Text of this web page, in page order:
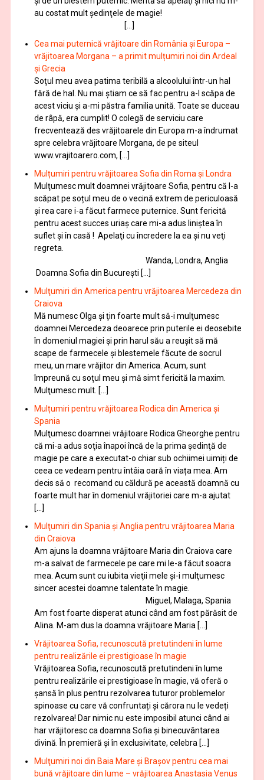
au costat mult şedinţele de magie!
[…]
Cea mai puternică vrăjitoare din România și Europa –
vrăjitoarea Morgana – a primit mulțumiri noi din Ardeal
și Grecia
Soţul meu avea patima teribilă a alcoolului într-un hal
fără de hal. Nu mai ştiam ce să fac pentru a-l scăpa de
acest viciu şi a-mi păstra familia unită. Toate se duceau
de râpă, era cumplit! O colegă de serviciu care
frecventează des vrăjitoarele din Europa m-a îndrumat
spre celebra vrăjitoare Morgana, de pe siteul
www.vrajitoarero.com, […]
Mulțumiri pentru vrăjitoarea Sofia din Roma și Londra
Mulţumesc mult doamnei vrăjitoare Sofia, pentru că l-a
scăpat pe soțul meu de o vecină extrem de periculoasă
și rea care i-a făcut farmece puternice. Sunt fericită
pentru acest succes uriaș care mi-a adus liniștea în
suflet și în casă ! Apelaţi cu încredere la ea şi nu veţi
regreta.
Wanda, Londra, Anglia
Doamna Sofia din București […]
Mulţumiri din America pentru vrăjitoarea Mercedeza din
Craiova
Mă numesc Olga şi ţin foarte mult să-i mulţumesc
doamnei Mercedeza deoarece prin puterile ei deosebite
în domeniul magiei şi prin harul său a reuşit să mă
scape de farmecele şi blestemele făcute de socrul
meu, un mare vrăjitor din America. Acum, sunt
împreună cu soţul meu şi mă simt fericită la maxim.
Mulţumesc mult. […]
Mulțumiri pentru vrăjitoarea Rodica din America și
Spania
Mulţumesc doamnei vrăjitoare Rodica Gheorghe pentru
că mi-a adus soţia înapoi încă de la prima şedinţă de
magie pe care a executat-o chiar sub ochiimei uimiți de
ceea ce vedeam pentru întâia oară în viața mea. Am
decis să o recomand cu căldură pe această doamnă cu
foarte mult har în domeniul vrăjitoriei care m-a ajutat
[…]
Mulţumiri din Spania şi Anglia pentru vrăjitoarea Maria
din Craiova
Am ajuns la doamna vrăjitoare Maria din Craiova care
m-a salvat de farmecele pe care mi le-a făcut soacra
mea. Acum sunt cu iubita vieţii mele şi-i mulţumesc
sincer acestei doamne talentate în magie.
Miguel, Malaga, Spania
Am fost foarte disperat atunci când am fost părăsit de
Alina. M-am dus la doamna vrăjitoare Maria […]
Vrăjitoarea Sofia, recunoscută pretutindeni în lume
pentru realizările ei prestigioase în magie
Vrăjitoarea Sofia, recunoscută pretutindeni în lume
pentru realizările ei prestigioase în magie, vă oferă o
şansă în plus pentru rezolvarea tuturor problemelor
spinoase cu care vă confruntați și cărora nu le vedeți
rezolvarea! Dar nimic nu este imposibil atunci când ai
har vrăjitoresc ca doamna Sofia şi binecuvântarea
divină. În premieră şi în exclusivitate, celebra […]
Mulţumiri noi din Baia Mare și Brașov pentru cea mai
bună vrăjitoare din lume – vrăjitoarea Anastasia Venus